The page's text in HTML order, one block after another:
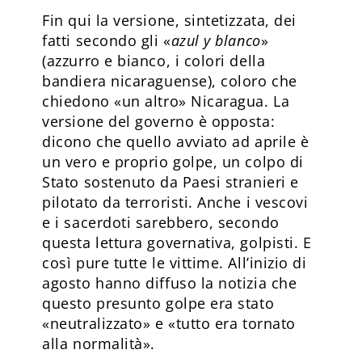
Fin qui la versione, sintetizzata, dei
fatti secondo gli «azul y blanco»
(azzurro e bianco, i colori della
bandiera nicaraguense), coloro che
chiedono «un altro» Nicaragua. La
versione del governo è opposta:
dicono che quello avviato ad aprile è
un vero e proprio golpe, un colpo di
Stato sostenuto da Paesi stranieri e
pilotato da terroristi. Anche i vescovi
e i sacerdoti sarebbero, secondo
questa lettura governativa, golpisti. E
così pure tutte le vittime. All’inizio di
agosto hanno diffuso la notizia che
questo presunto golpe era stato
«neutralizzato» e «tutto era tornato
alla normalità».